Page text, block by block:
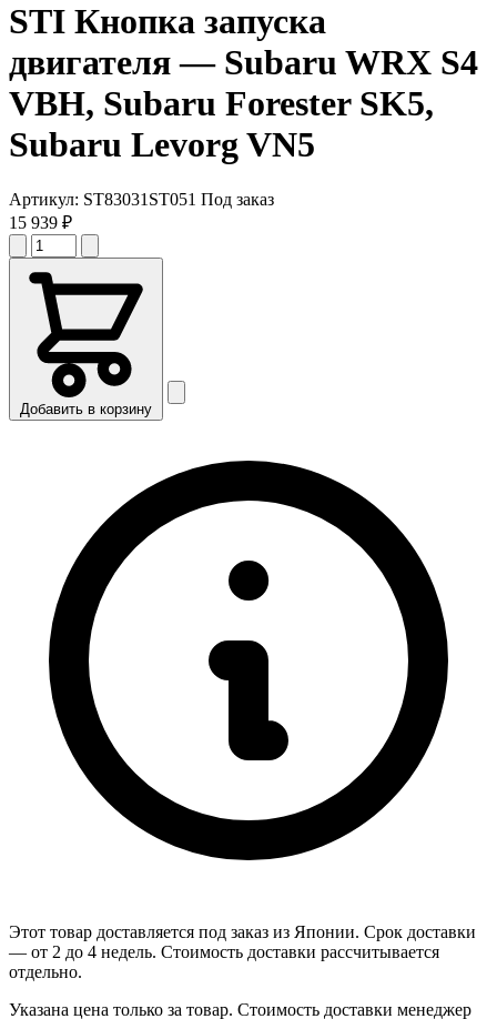
STI Кнопка запуска
двигателя— Subaru WRX S4
VBH, Subaru Forester SK5,
Subaru Levorg VN5
Артикул: ST83031ST051 Под заказ
15 939 ₽
Добавить в корзину
Этот товар доставляется под заказ из Японии. Срок доставки
— от 2 до 4 недель. Стоимость доставки рассчитывается
отдельно.
Указана цена только за товар. Стоимость доставки менеджер